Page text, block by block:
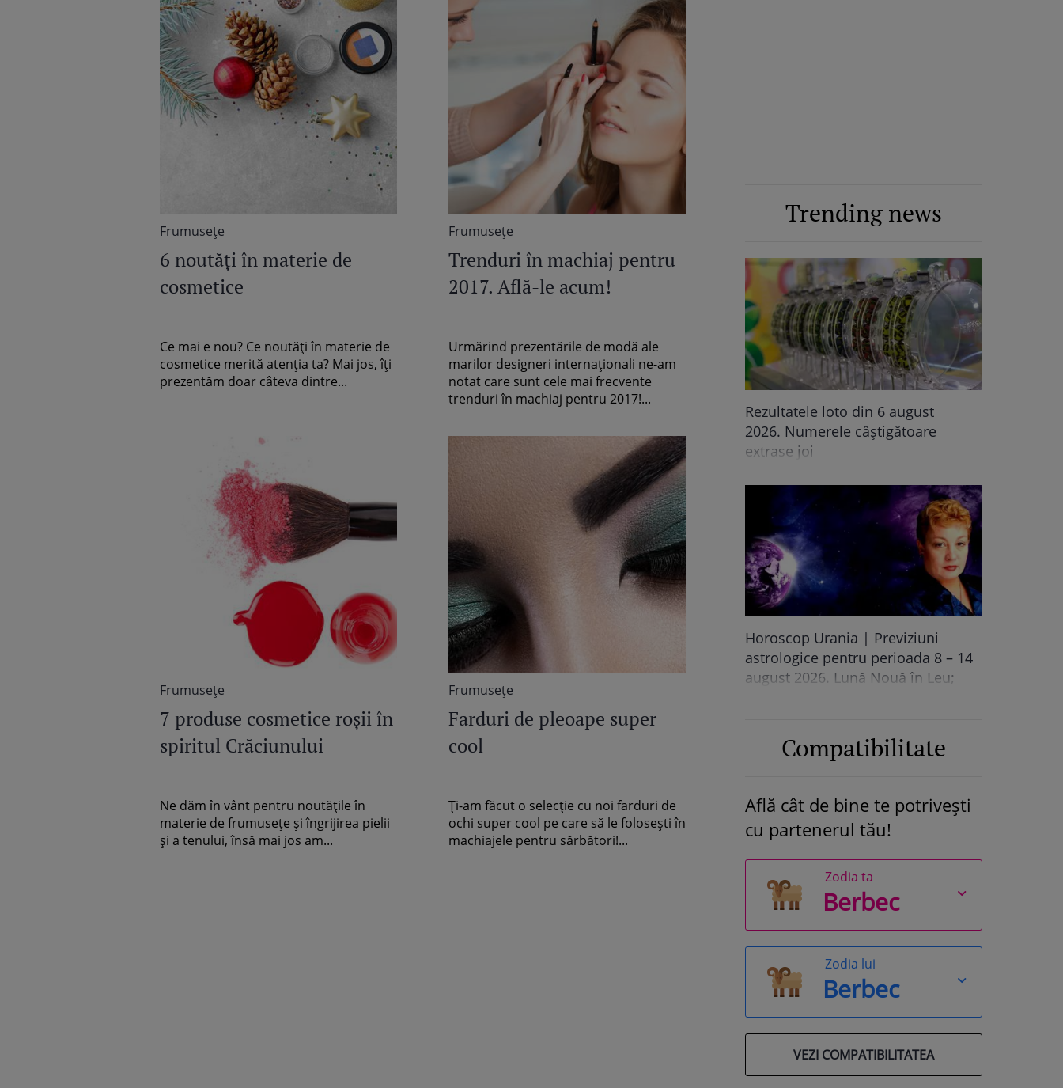
Frumuseţe
6 noutăți în materie de
cosmetice
Ce mai e nou? Ce noutăți în materie de
cosmetice merită atenția ta? Mai jos, îți
prezentăm doar câteva dintre...
Frumuseţe
Trenduri în machiaj pentru
2017. Află-le acum!
Urmărind prezentările de modă ale
marilor designeri internaționali ne-am
notat care sunt cele mai frecvente
trenduri în machiaj pentru 2017!...
Frumuseţe
7 produse cosmetice roșii în
spiritul Crăciunului
Ne dăm în vânt pentru noutățile în
materie de frumusețe și îngrijirea pielii
și a tenului, însă mai jos am...
Frumuseţe
Farduri de pleoape super
cool
Ți-am făcut o selecție cu noi farduri de
ochi super cool pe care să le folosești în
machiajele pentru sărbători!...
Trending news
Rezultatele loto din 6 august
2026. Numerele câștigătoare
extrase joi
Horoscop Urania | Previziuni
astrologice pentru perioada 8 – 14
august 2026. Lună Nouă în Leu;
Compatibilitate
Află cât de bine te potrivești
cu partenerul tău!
Zodia ta
Zodia lui
VEZI COMPATIBILITATEA